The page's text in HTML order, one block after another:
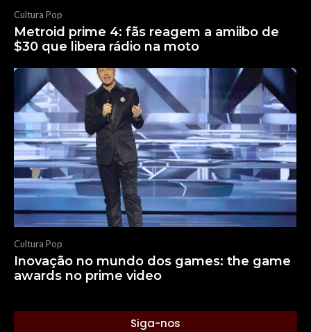
Cultura Pop
Metroid prime 4: fãs reagem a amiibo de
$30 que libera rádio na moto
Cultura Pop
Inovação no mundo dos games: the game
awards no prime video
Siga-nos